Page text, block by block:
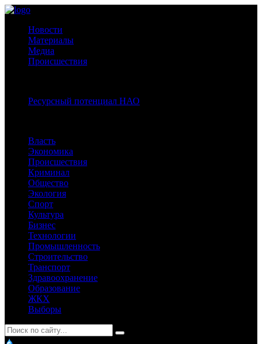
Новости
Материалы
Медиа
Происшествия
Ресурсный потенциал НАО
Власть
Экономика
Происшествия
Криминал
Общество
Экология
Спорт
Культура
Бизнес
Технологии
Промышленность
Строительство
Транспорт
Здравоохранение
Образование
ЖКХ
Выборы